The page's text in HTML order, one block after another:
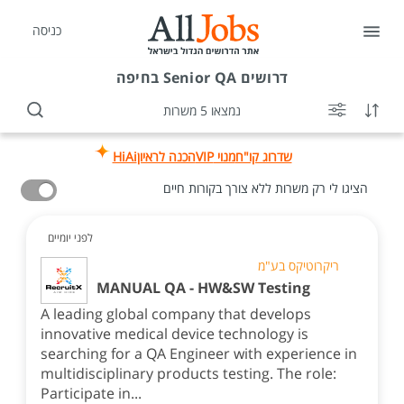
כניסה
דרושים Senior QA בחיפה
נמצאו 5 משרות
שדרוג קו"חמנוי VIP הכנה לראיוןHiAi
הציגו לי רק משרות ללא צורך בקורות חיים
לפני יומיים
ריקרוטיקס בע"מ
MANUAL QA - HW&SW Testing
A leading global company that develops
innovative medical device technology is
searching for a QA Engineer with experience in
multidisciplinary products testing. The role:
Participate in...